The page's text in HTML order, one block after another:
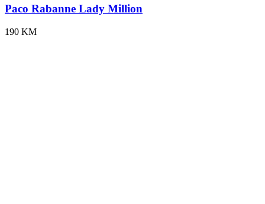
Paco Rabanne Lady Million
190 KM